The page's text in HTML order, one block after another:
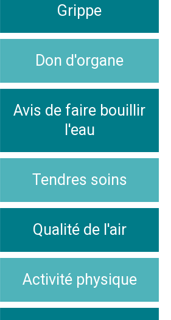
Grippe
Don d'organe
Avis de faire bouillir
l'eau
Tendres soins
Qualité de l'air
Activité physique